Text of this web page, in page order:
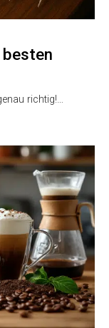
richtig!…